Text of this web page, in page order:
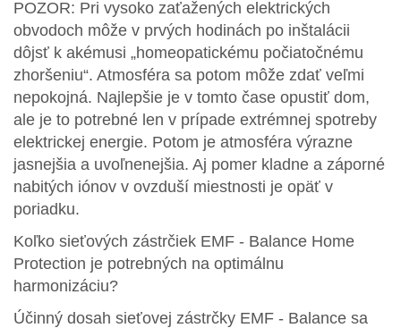
POZOR: Pri vysoko zaťažených elektrických
obvodoch môže v prvých hodinách po inštalácii
dôjsť k akémusi „homeopatickému počiatočnému
zhoršeniu“. Atmosféra sa potom môže zdať veľmi
nepokojná. Najlepšie je v tomto čase opustiť dom,
ale je to potrebné len v prípade extrémnej spotreby
elektrickej energie. Potom je atmosféra výrazne
jasnejšia a uvoľnenejšia. Aj pomer kladne a záporné
nabitých iónov v ovzduší miestnosti je opäť v
poriadku.
Koľko sieťových zástrčiek EMF - Balance Home
Protection je potrebných na optimálnu
harmonizáciu?
Účinný dosah sieťovej zástrčky EMF - Balance sa